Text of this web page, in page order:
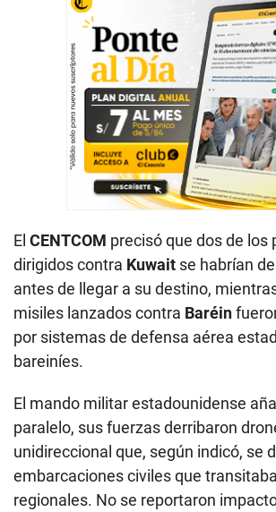
El CENTCOM precisó que dos de los
dirigidos contra Kuwait se habrían
antes de llegar a su destino,
misiles lanzados contra Baréin
por sistemas de defensa aérea
bareiníes.
El mando militar estadounidense
paralelo, sus fuerzas derribaron
unidireccional que, según indicó, se
embarcaciones civiles que
regionales. No se reportaron